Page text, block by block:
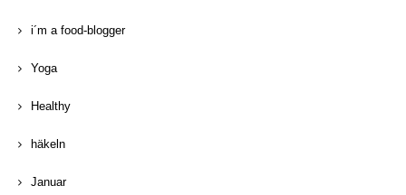
i´m a food-blogger
Yoga
Healthy
häkeln
Januar